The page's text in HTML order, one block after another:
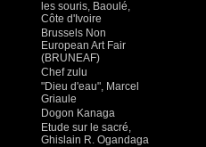
les souris, Baoulé,
Côte d'Ivoire
Brussels Non
European Art Fair
(BRUNEAF)
Chef zulu
"Dieu d'eau", Marcel
Griaule
Dogon Kanaga
Etude sur le sacré,
Ghislain R. Ogandaga